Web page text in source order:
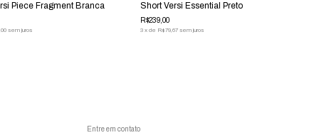
Piece Fragment Branca
sem juros
Short Versi Essential Preto
R$239,00
3 x de R$79,67 sem juros
Entre em contato